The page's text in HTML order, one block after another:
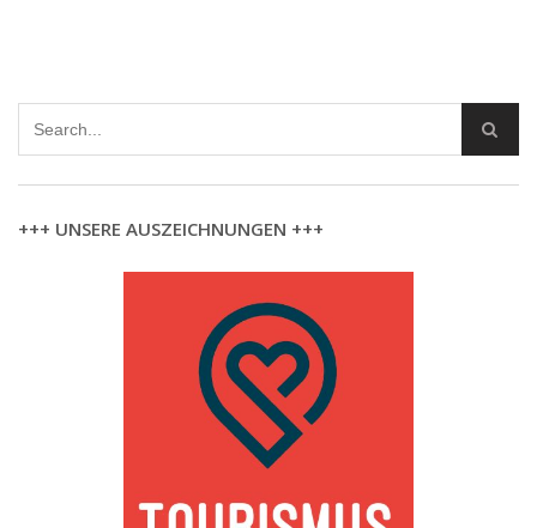
+++ UNSERE AUSZEICHNUNGEN +++